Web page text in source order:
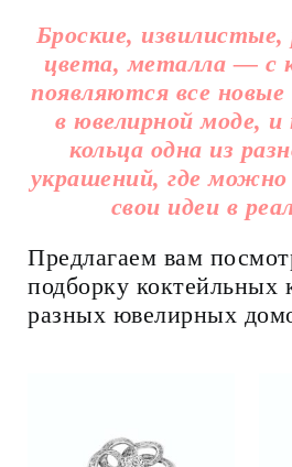
Броские,
цвета, металла — с
появляются все новые
в ювелирной моде, и
кольца одна из
украшений, где
свои идеи в
Предлагаем вам
подборку коктейльных
разных ювелирных